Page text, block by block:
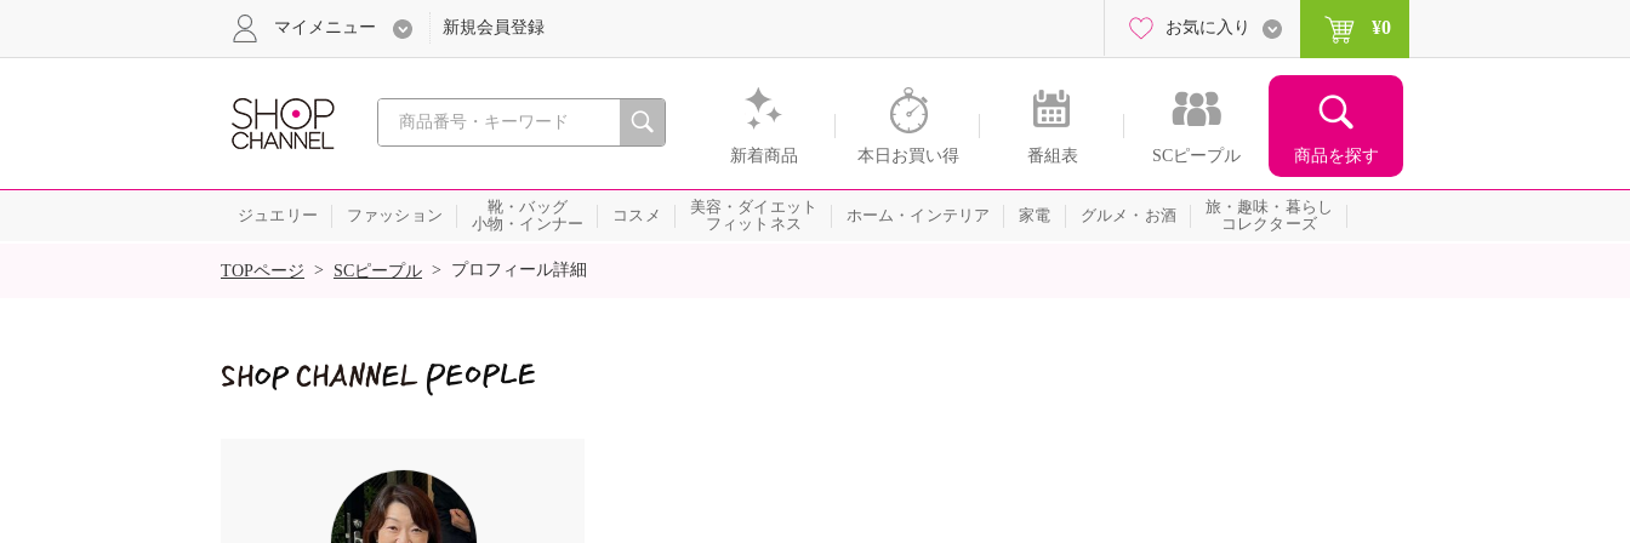
心おどる、瞬間を。通販・テレビショッピングのショップチャンネル
新着商品 本日お買い得 番組表 SCピープル 商品を探す
マイメニュー 新規会員登録 お気に入り ¥0
ジュエリー ファッション
靴・バッグ
小物・インナー
コスメ
美容・ダイエット
フィットネス
ホーム・インテリア 家電 グルメ・お酒
旅・趣味・暮らし
コレクターズ
SALE
TOPページ > SCピープル > プロフィール詳細